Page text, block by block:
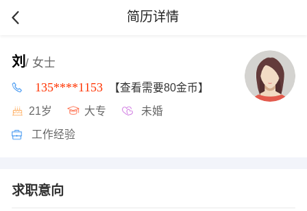
简历详情
刘 / 女士
135****1153 【查看需要80金币】
21岁 大专 未婚
工作经验
求职意向